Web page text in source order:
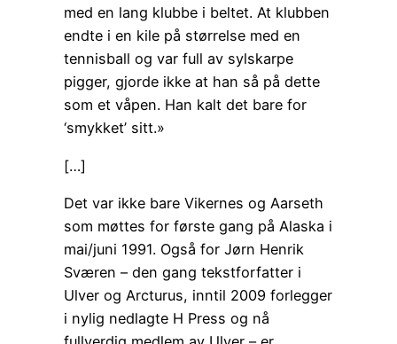
med en lang klubbe i beltet. At klubben
endte i en kile på størrelse med en
tennisball og var full av sylskarpe
pigger, gjorde ikke at han så på dette
som et våpen. Han kalt det bare for
‘smykket’ sitt.»
[…]
Det var ikke bare Vikernes og Aarseth
som møttes for første gang på Alaska i
mai/juni 1991. Også for Jørn Henrik
Sværen – den gang tekstforfatter i
Ulver og Arcturus, inntil 2009 forlegger
i nylig nedlagte H Press og nå